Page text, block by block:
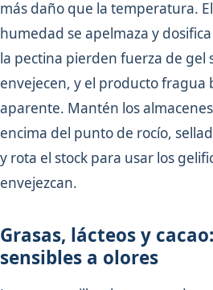
más daño que la temperatura.
humedad se apelmaza y
la pectina pierden fuerza de gel
envejecen, y el producto fragua
aparente. Mantén los
encima del punto de rocío,
y rota el stock para usar los
envejezcan.
Grasas, lácteos y
sensibles a olores